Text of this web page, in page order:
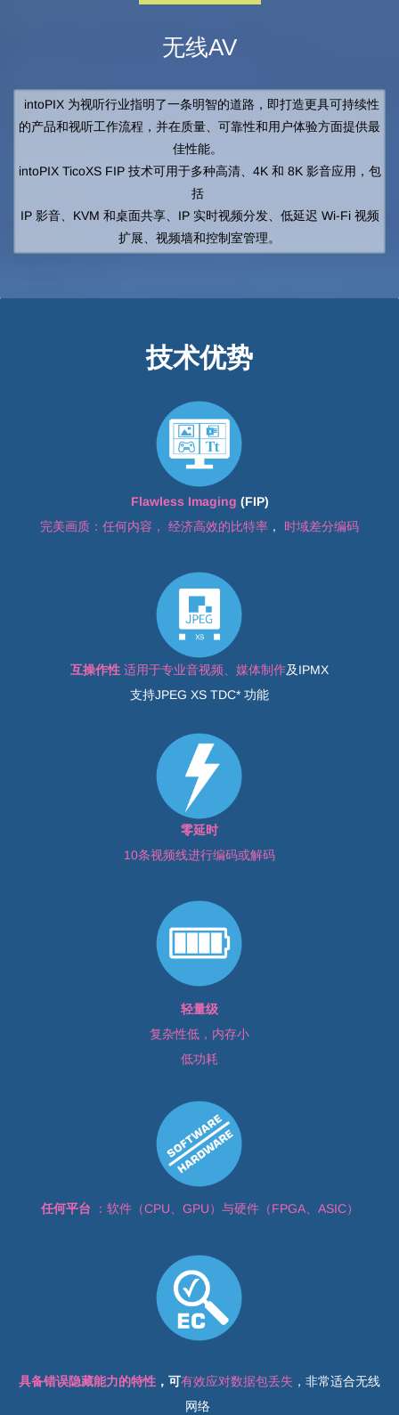
无线AV
intoPIX 为视听行业指明了一条明智的道路，即打造更具可持续性
的产品和视听工作流程，并在质量、可靠性和用户体验方面提供最
佳性能。
intoPIX TicoXS FIP 技术可用于多种高清、4K 和 8K 影音应用，包
括
IP 影音、KVM 和桌面共享、IP 实时视频分发、低延迟 Wi-Fi 视频
扩展、视频墙和控制室管理。
技术优势
Flawless Imaging (FIP)
​完美画质：任何内容 ， 经济高效的比特率 ， 时域差分编码
互操作性 适用于专业音视频、媒体制作及IPMX
​支持JPEG XS TDC* 功能
零延时
10条视频线进行编码或解码
轻量级
复杂性低，内存小
低功耗
任何平台 ：软件（CPU、GPU）与硬件（FPGA、ASIC）
具备错误隐藏能力的特性 ，可有效应对数据包丢失 ，非常适合无线
网络